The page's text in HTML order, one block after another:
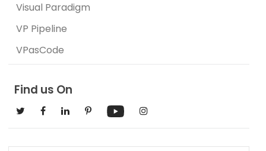
Visual Paradigm
VP Pipeline
VPasCode
Find us On